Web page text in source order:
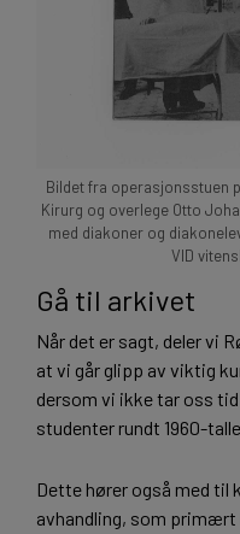
Bildet fra operasjonsstuen
Kirurg og overlege Otto
med diakoner og
VID
Gå til arkivet
Når det er sagt, deler vi
at vi går glipp av viktig
dersom vi ikke tar oss
studenter rundt 1960-
Dette hører også med til
avhandling, som